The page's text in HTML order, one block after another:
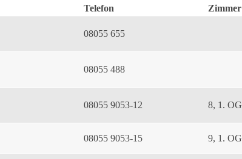
Telefon Zimmer
08055 655
08055 488
08055 9053-12 8, 1. OG
08055 9053-15 9, 1. OG